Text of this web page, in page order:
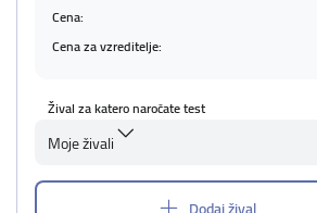
Cena:
Cena za vzreditelje:
Žival za katero naročate test
Moje živali